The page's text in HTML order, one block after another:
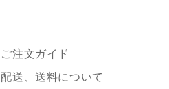
ご注文ガイド
配送、送料について